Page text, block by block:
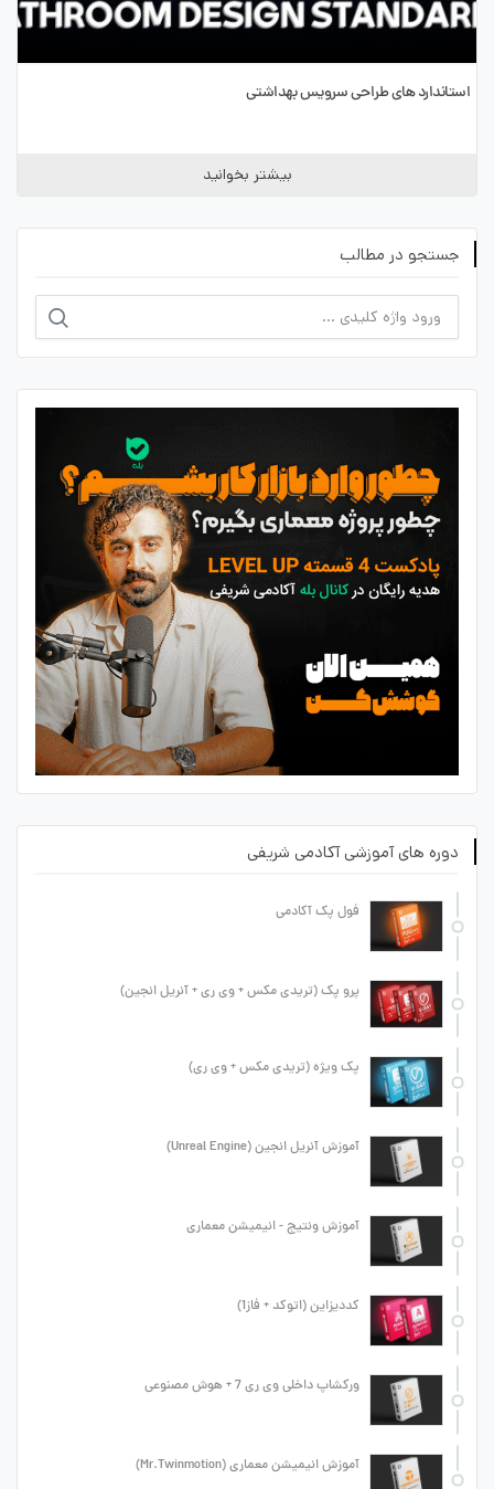
استاندارد های طراحی سرویس بهداشتی
بیشتر بخوانید
جستجو در مطالب
دوره های آموزشی آکادمی شریفی
فول پک آکادمی
پرو پک (تریدی مکس + وی ری + آنریل انجین)
پک ویژه (تریدی مکس + وی ری)
آموزش آنریل انجین (Unreal Engine)
آموزش ونتیج - انیمیشن معماری
کددیزاین (اتوکد + فاز1)
ورکشاپ داخلی وی ری 7 + هوش مصنوعی
آموزش انیمیشن معماری (Mr.Twinmotion)